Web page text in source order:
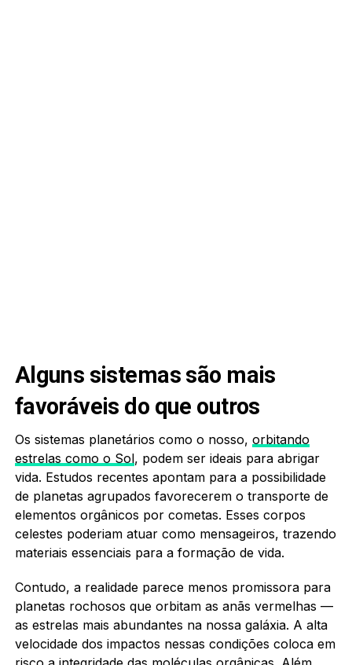
Alguns sistemas são mais
favoráveis do que outros
Os sistemas planetários como o nosso, orbitando
estrelas como o Sol, podem ser ideais para abrigar
vida. Estudos recentes apontam para a possibilidade
de planetas agrupados favorecerem o transporte de
elementos orgânicos por cometas. Esses corpos
celestes poderiam atuar como mensageiros, trazendo
materiais essenciais para a formação de vida.
Contudo, a realidade parece menos promissora para
planetas rochosos que orbitam as anãs vermelhas —
as estrelas mais abundantes na nossa galáxia. A alta
velocidade dos impactos nessas condições coloca em